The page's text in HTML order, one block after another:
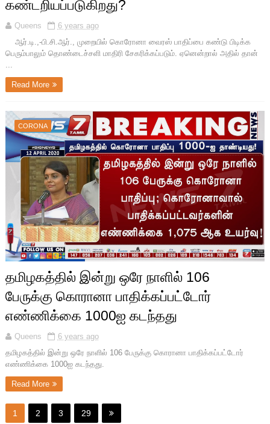
கண்டறியப்படுகிறது?
Queens
6 years ago
ஆர்.டி.,-பி.சி.ஆர்., முறையில் கொரோனா வைரஸ் பாதிப்பை கண்டு பிடிக்க
பெரும்பாலும் தொண்டைச்சளி மாதிரி சேகரிக்கப்படும். ஏனென்றால் அதில் தான்
...
Read More
CORONA
தமிழகத்தில் இன்று ஒரே நாளில் 106
பேருக்கு கொரானா பாதிக்கப்பட்டோர்
எண்ணிக்கை 1000ஐ கடந்தது
Queens
6 years ago
தமிழகத்தில் இன்று ஒரே நாளில் 106 பேருக்கு கொரானா பாதிக்கப்பட்டோர்
எண்ணிக்கை 1000ஐ கடந்தது.
Read More
1 2 3 29